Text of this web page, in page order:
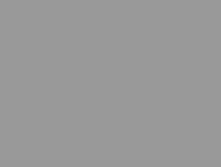
en worden